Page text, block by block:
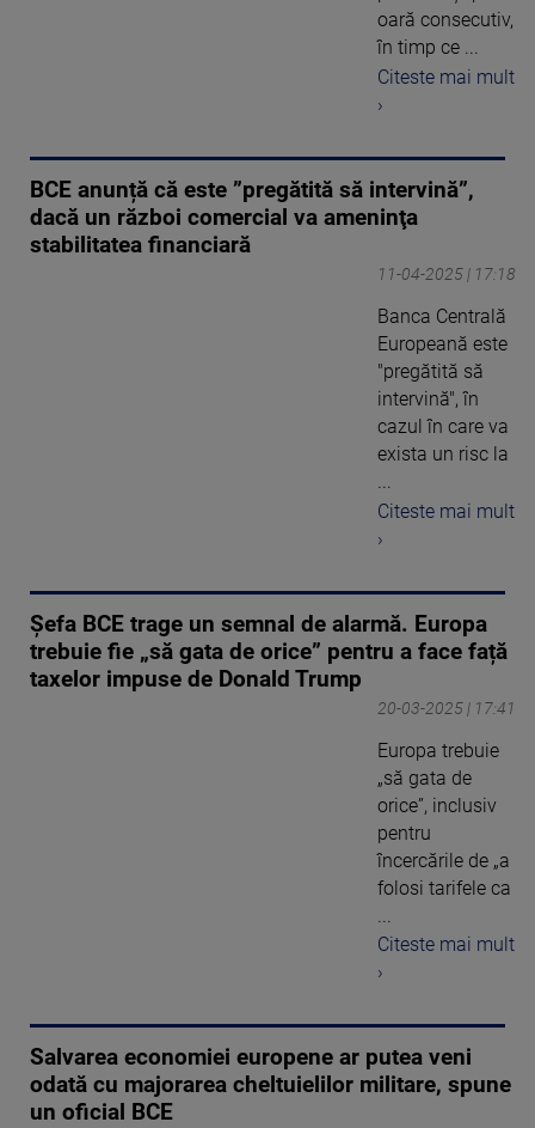
oară consecutiv,
în timp ce ...
Citeste mai mult
›
BCE anunță că este ”pregătită să intervină”,
dacă un război comercial va ameninţa
stabilitatea financiară
11-04-2025 | 17:18
Banca Centrală
Europeană este
"pregătită să
intervină", în
cazul în care va
exista un risc la
...
Citeste mai mult
›
Şefa BCE trage un semnal de alarmă. Europa
trebuie fie „să gata de orice” pentru a face față
taxelor impuse de Donald Trump
20-03-2025 | 17:41
Europa trebuie
„să gata de
orice”, inclusiv
pentru
încercările de „a
folosi tarifele ca
Citeste mai mult
›
Salvarea economiei europene ar putea veni
odată cu majorarea cheltuielilor militare, spune
un oficial BCE